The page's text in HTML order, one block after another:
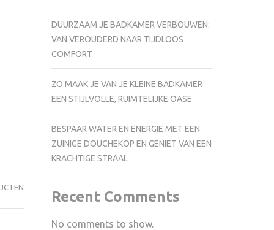
DUURZAAM JE BADKAMER VERBOUWEN:
VAN VEROUDERD NAAR TIJDLOOS
COMFORT
ZO MAAK JE VAN JE KLEINE BADKAMER
EEN STIJLVOLLE, RUIMTELIJKE OASE
BESPAAR WATER EN ENERGIE MET EEN
ZUINIGE DOUCHEKOP EN GENIET VAN EEN
KRACHTIGE STRAAL
Recent Comments
No comments to show.